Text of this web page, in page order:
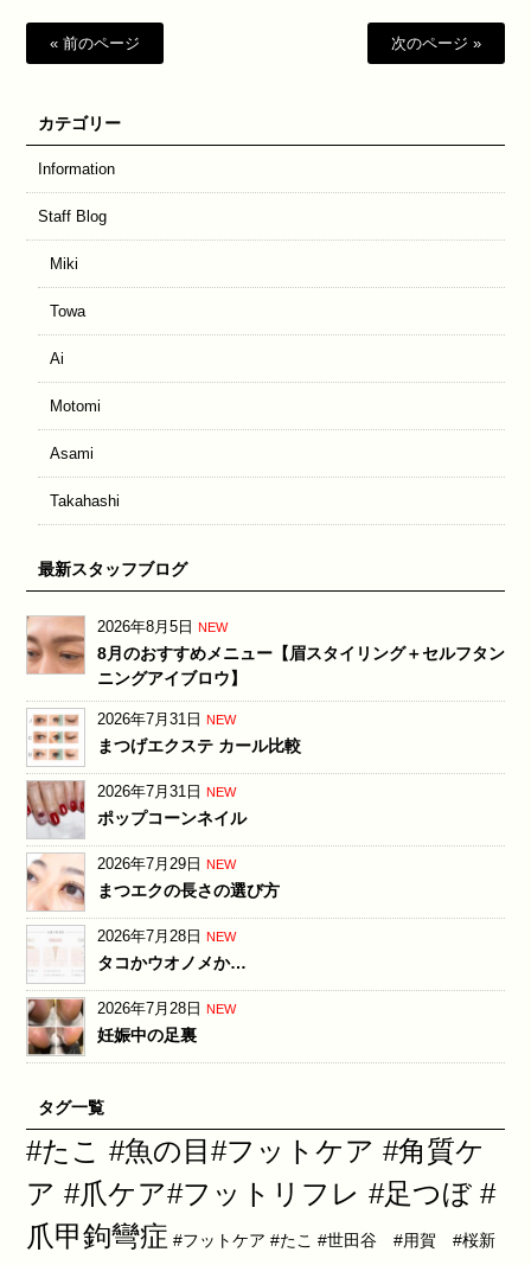
« 前のページ 次のページ »
カテゴリー
Information
Staff Blog
Miki
Towa
Ai
Motomi
Asami
Takahashi
最新スタッフブログ
2026年8月5日 NEW
8月のおすすめメニュー【眉スタイリング＋セルフタン
ニングアイブロウ】
2026年7月31日 NEW
まつげエクステ カール比較
2026年7月31日 NEW
ポップコーンネイル
2026年7月29日 NEW
まつエクの長さの選び方
2026年7月28日 NEW
タコかウオノメか…
2026年7月28日 NEW
妊娠中の足裏
タグ一覧
#たこ #魚の目#フットケア #角質ケ
ア #爪ケア#フットリフレ #足つぼ #
爪甲鉤彎症 #フットケア #たこ #世田谷 #用賀 #桜新